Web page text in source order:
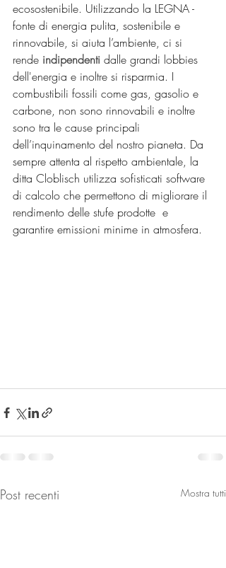
ecosostenibile. Utilizzando la LEGNA -
fonte di energia pulita, sostenibile e
rinnovabile, si aiuta l’ambiente, ci si
rende indipendenti dalle grandi lobbies
dell'energia e inoltre si risparmia. I
combustibili fossili come gas, gasolio e
carbone, non sono rinnovabili e inoltre
sono tra le cause principali
dell’inquinamento del nostro pianeta. Da
sempre attenta al rispetto ambientale, la
ditta Cloblisch utilizza sofisticati software
di calcolo che permettono di migliorare il
rendimento delle stufe prodotte  e
garantire emissioni minime in atmosfera.
Post recenti Mostra tutti